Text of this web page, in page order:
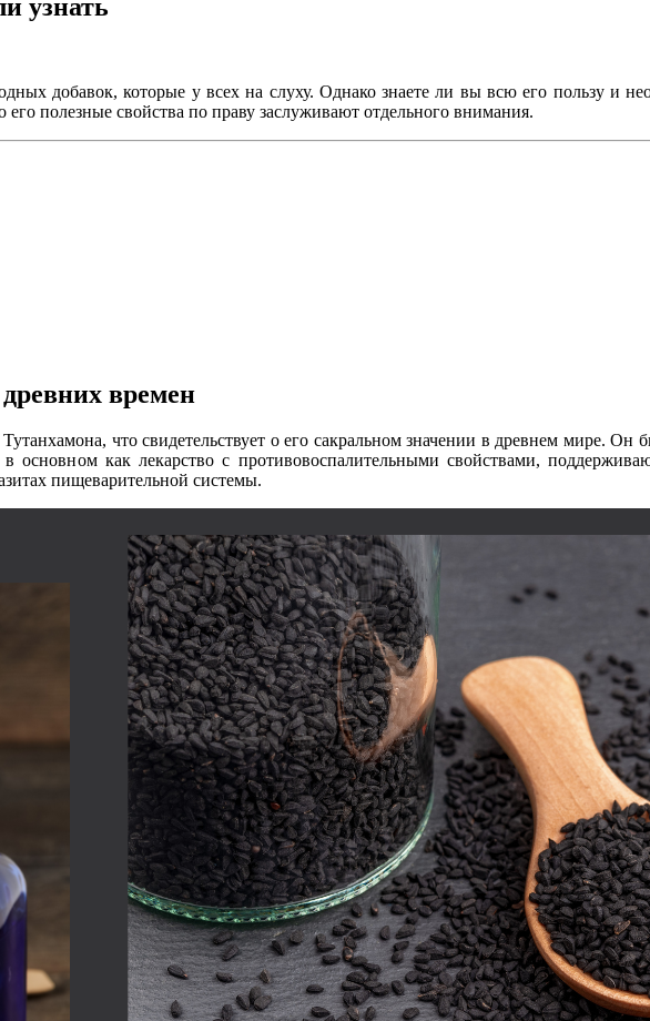
узнать
добавок, которые у всех на слуху. Однако знаете ли вы всю его пользу и
полезные свойства по праву заслуживают отдельного внимания.
времен
что свидетельствует о его сакральном значении в древнем мире. Он
как лекарство с противовоспалительными свойствами,
пищеварительной системы.